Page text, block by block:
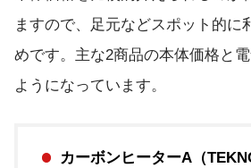
ますので、足元などスポット的に
めです。主な2商品の本体価格と
ようになっています。
カーボンヒーターA（